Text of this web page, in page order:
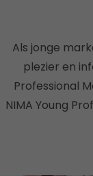
Als jonge
plezier en
Professional
NIMA Young